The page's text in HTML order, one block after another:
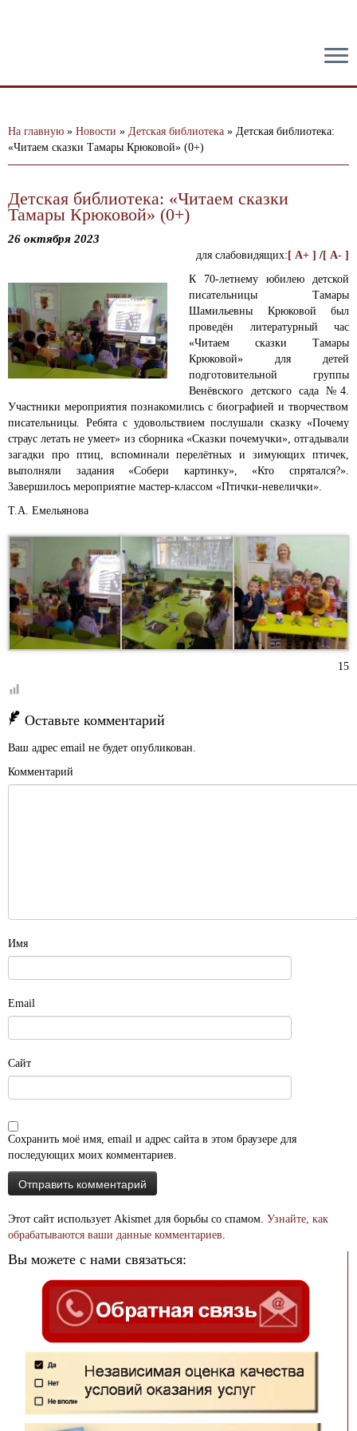
На главную » Новости » Детская библиотека » Детская библиотека:
«Читаем сказки Тамары Крюковой» (0+)
Детская библиотека: «Читаем сказки
Тамары Крюковой» (0+)
26 октября 2023
для слабовидящих: [ A+ ] /[ A- ]
К 70-летнему юбилею детской
писательницы Тамары
Шамильевны Крюковой был
проведён литературный час
«Читаем сказки Тамары
Крюковой» для детей
подготовительной группы
Венёвского детского сада №4.
Участники мероприятия познакомились с биографией и творчеством
писательницы. Ребята с удовольствием послушали сказку «Почему
страус летать не умеет» из сборника «Сказки почемучки», отгадывали
загадки про птиц, вспоминали перелётных и зимующих птичек,
выполняли задания «Собери картинку», «Кто спрятался?».
Завершилось мероприятие мастер-классом «Птички-невелички».
Т.А. Емельянова
15
Оставьте комментарий
Ваш адрес email не будет опубликован.
Комментарий
Имя
Email
Сайт
Сохранить моё имя, email и адрес сайта в этом браузере для
последующих моих комментариев.
Этот сайт использует Akismet для борьбы со спамом. Узнайте, как
обрабатываются ваши данные комментариев.
Вы можете с нами связаться: